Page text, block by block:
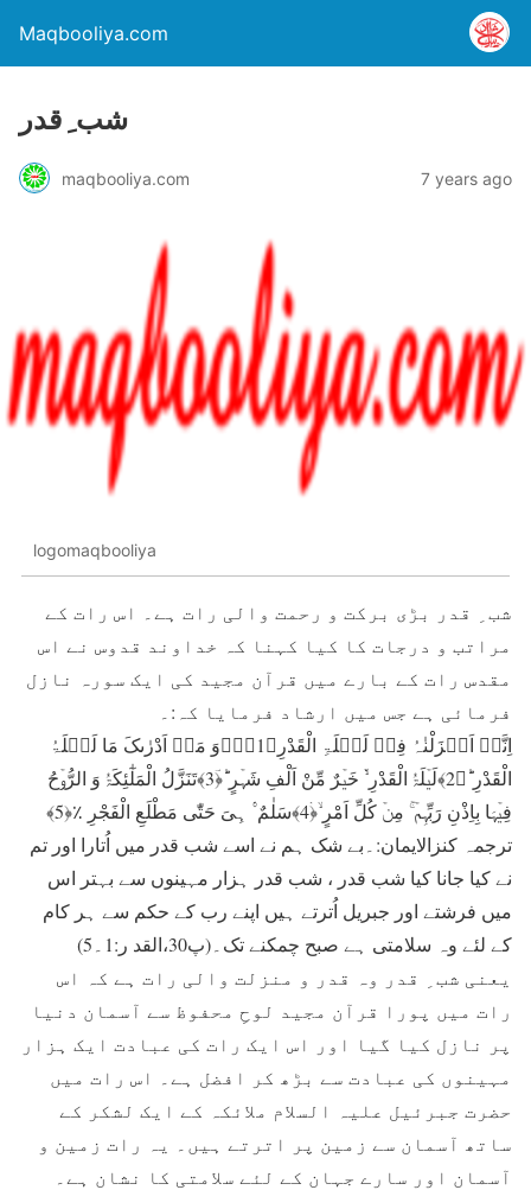
Maqbooliya.com
شب ِ قدر
maqbooliya.com 7 years ago
logomaqbooliya
شب ِ قدر بڑی برکت و رحمت والی رات ہے۔ اس رات کے
مراتب و درجات کا کیا کہنا کہ خداوند قدوس نے اس
مقدس رات کے بارے میں قرآن مجید کی ایک سورہ نازل
فرمائی ہے جس میں ارشاد فرمایا کہ:۔
اِنَّاۤ اَنۡزَلْنٰہُ فِیۡ لَیۡلَۃِ الْقَدْرِ﴿1﴾ۚۖوَ مَاۤ اَدْرٰىکَ مَا لَیۡلَۃُ
الْقَدْرِ ؕ﴿2﴾لَیۡلَۃُ الْقَدْرِ ۬ۙ خَیۡرٌ مِّنْ اَلْفِ شَہۡرٍ ؕ﴿ؔ3﴾تَنَزَّلُ الْمَلٰٓئِکَۃُ وَ الرُّوۡحُ
فِیۡہَا بِاِذْنِ رَبِّہِمۡ ۚ مِنۡ کُلِّ اَمْرٍ ۙ﴿ۛ4﴾سَلٰمٌ ۟ۛ ہِیَ حَتّٰی مَطْلَعِ الْفَجْرِ ٪﴿5﴾
ترجمہ کنزالایمان:۔بے شک ہم نے اسے شب قدر میں اُتارا اور تم
نے کیا جانا کیا شب قدر ، شب قدر ہزار مہینوں سے بہتر اس
میں فرشتے اور جبریل اُترتے ہیں اپنے رب کے حکم سے ہر کام
کے لئے وہ سلامتی ہے صبح چمکنے تک۔(پ30،القد ر:1۔5)
یعنی شب ِ قدر وہ قدر و منزلت والی رات ہے کہ اس
رات میں پورا قرآن مجید لوحِ محفوظ سے آسمان دنیا
پر نازل کیا گیا اور اس ایک رات کی عبادت ایک ہزار
مہینوں کی عبادت سے بڑھ کر افضل ہے۔ اس رات میں
حضرت جبرئیل علیہ السلام ملائکہ کے ایک لشکر کے
ساتھ آسمان سے زمین پر اترتے ہیں۔ یہ رات زمین و
آسمان اور سارے جہان کے لئے سلامتی کا نشان ہے۔